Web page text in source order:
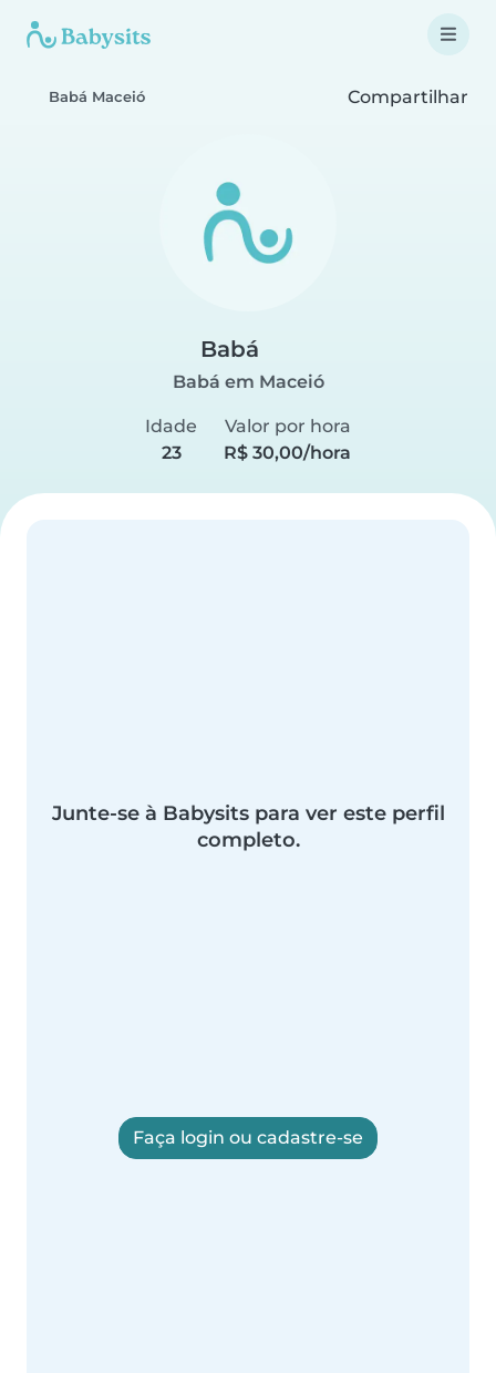
Babá Maceió Compartilhar
Babá
Babá em Maceió
Idade
23
Valor por hora
R$ 30,00/hora
Junte-se à Babysits para ver este perfil
completo.
Faça login ou cadastre-se